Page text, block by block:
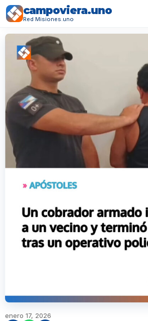
campoviera.uno
Red Misiones.uno
enero 17, 2026